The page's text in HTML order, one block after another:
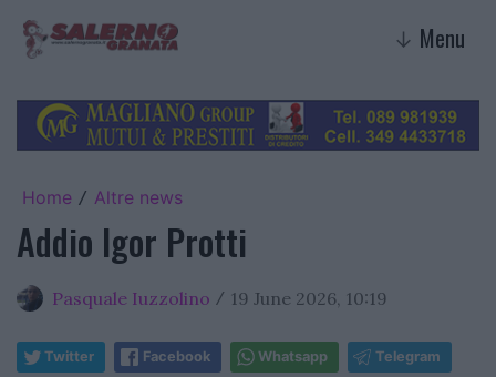
↓ Menu
Home / Altre news
Addio Igor Protti
Pasquale Iuzzolino / 19 June 2026, 10:19
Twitter Facebook Whatsapp Telegram